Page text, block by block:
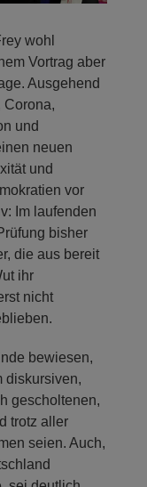
wohl
Vortrag aber
Ausgehend
und
neuen
und
vor
Im laufenden
bisher
die aus bereit
ihr
nicht
bewiesen,
gescholtenen,
trotz aller